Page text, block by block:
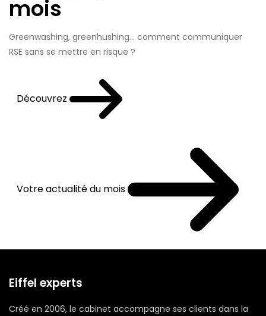
mois
Greenwashing, greenhushing… comment communiquer
RSE sans se mettre en risque ?
Découvrez
Votre actualité du mois
Eiffel experts
Créé en 2006, le cabinet accompagne ses clients dans la